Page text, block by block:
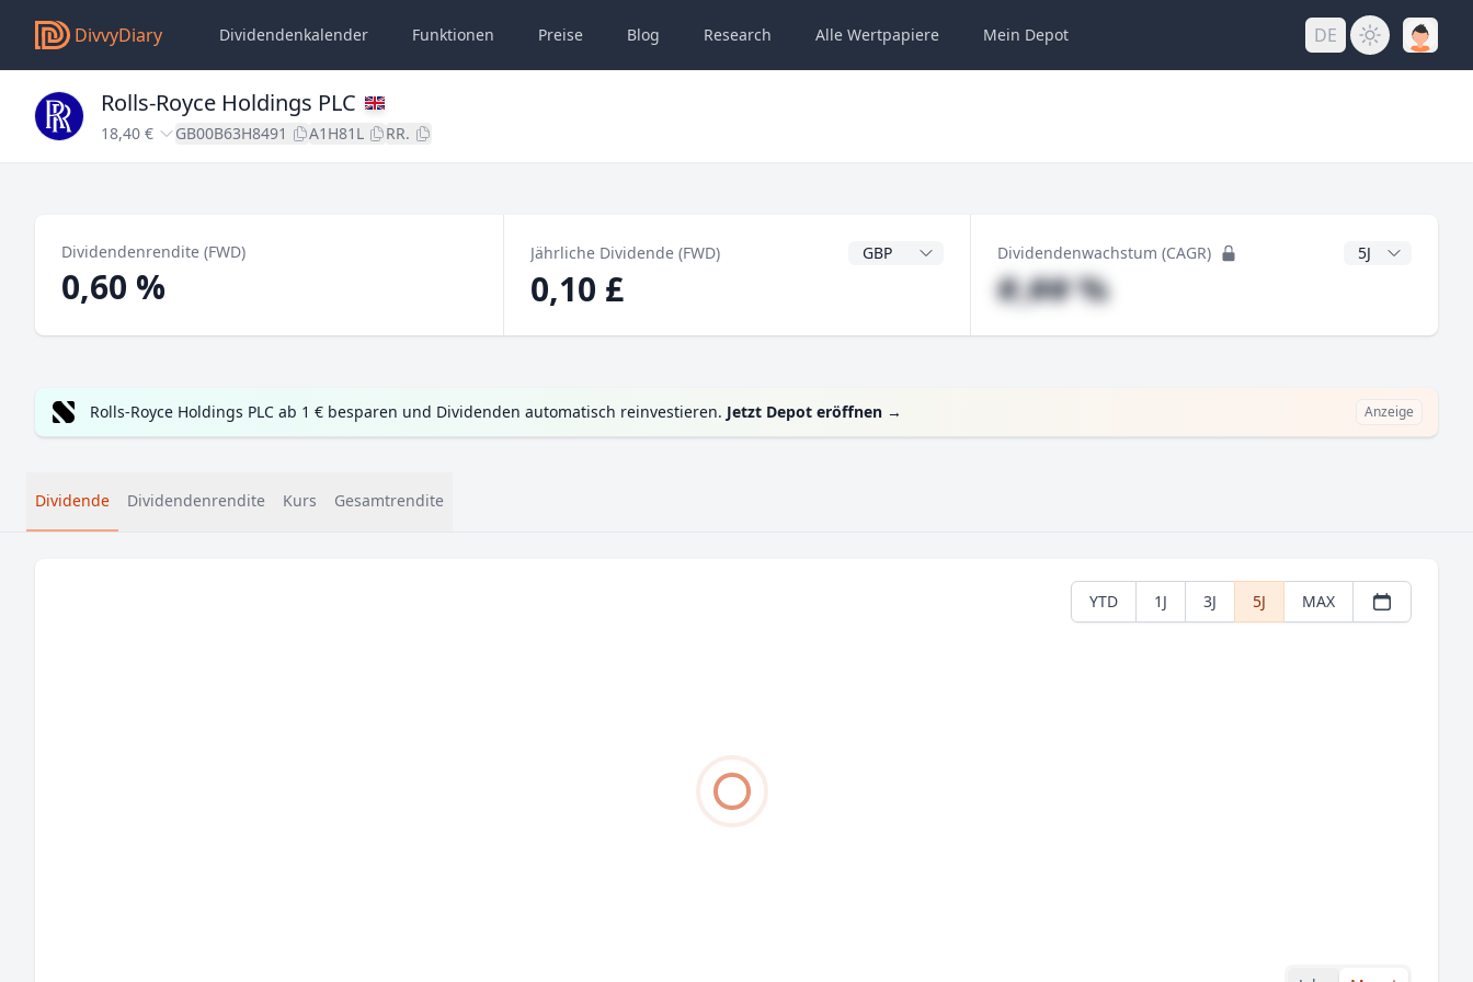
DivvyDiary Dividendenkalender Funktionen Preise Blog Research Alle Wertpapiere Mein Depot DE
Rolls-Royce Holdings PLC
18,40 € GB00B63H8491 A1H81L RR.
Dividendenrendite (FWD)
0,60 %
Jährliche Dividende (FWD) Dividendenwährung
0,10 £
Dividendenwachstum (CAGR) CAGR Jahre
#,## %
Rolls-Royce Holdings PLC ab 1 € besparen und Dividenden automatisch reinvestieren. Jetzt Depot eröffnen → Anzeige
Dividende Dividendenrendite Kurs Gesamtrendite
YTD 1J 3J 5J MAX